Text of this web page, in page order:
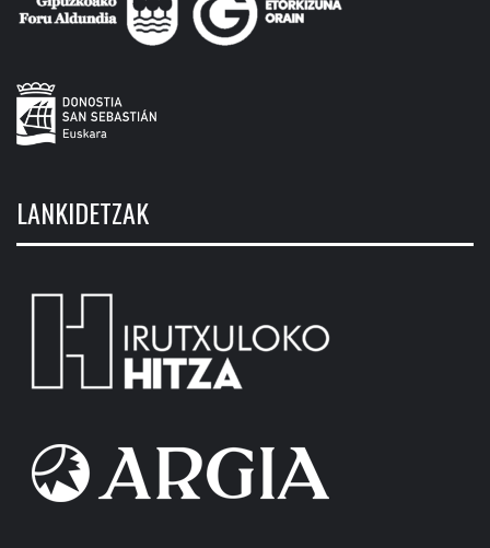
LANKIDETZAK